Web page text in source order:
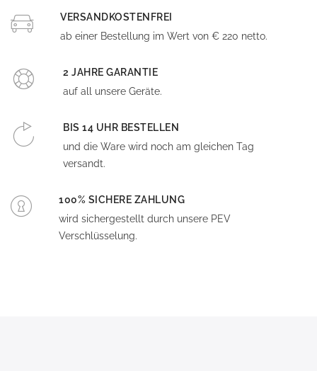
VERSANDKOSTENFREI
ab einer Bestellung im Wert von € 220 netto.
2 JAHRE GARANTIE
auf all unsere Geräte.
BIS 14 UHR BESTELLEN
und die Ware wird noch am gleichen Tag
versandt.
100% SICHERE ZAHLUNG
wird sichergestellt durch unsere PEV
Verschlüsselung.